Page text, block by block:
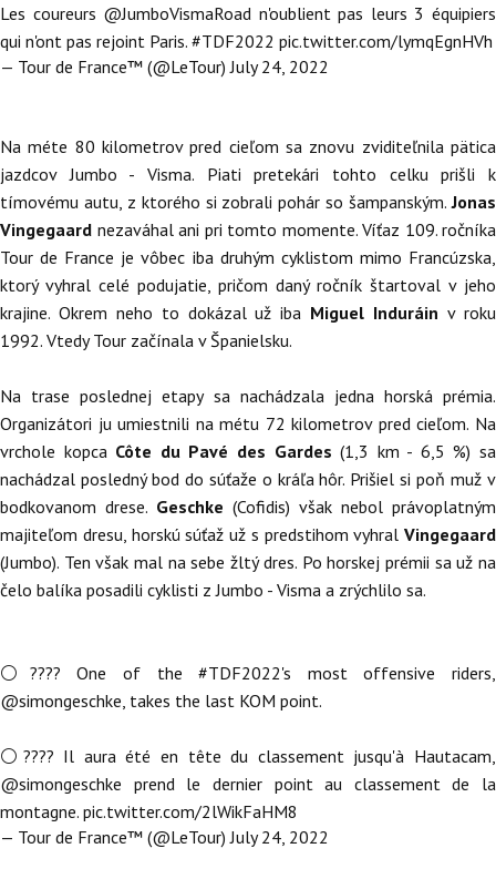
Les coureurs @JumboVismaRoad n'oublient pas leurs 3 équipiers
qui n'ont pas rejoint Paris. #TDF2022 pic.twitter.com/lymqEgnHVh
— Tour de France™ (@LeTour)July 24, 2022
Na méte 80 kilometrov pred cieľom sa znovu zviditeľnila pätica
jazdcov Jumbo - Visma. Piati pretekári tohto celku prišli k
tímovému autu, z ktorého si zobrali pohár so šampanským.Jonas
Vingegaard nezaváhal ani pri tomto momente. Víťaz 109. ročníka
Tour de France je vôbec iba druhým cyklistom mimo Francúzska,
ktorý vyhral celé podujatie, pričom daný ročník štartoval v jeho
krajine. Okrem neho to dokázal už iba Miguel Induráin v roku
1992. Vtedy Tour začínala v Španielsku.
Na trase poslednej etapy sa nachádzala jedna horská prémia.
Organizátori ju umiestnili na métu 72 kilometrov pred cieľom. Na
vrchole kopca Côte du Pavé des Gardes (1,3 km - 6,5 %) sa
nachádzal posledný bod do súťaže o kráľa hôr. Prišiel si poň muž v
bodkovanom drese. Geschke (Cofidis) však nebol právoplatným
majiteľom dresu, horskú súťaž už s predstihom vyhral Vingegaard
(Jumbo). Ten však mal na sebe žltý dres. Po horskej prémii sa už na
čelo balíka posadili cyklisti z Jumbo - Visma a zrýchlilo sa.
⚪???? One of the#TDF2022's most offensive riders,
@simongeschke , takes the last KOM point.
⚪???? Il aura été en tête du classement jusqu'à Hautacam,
@simongeschke prend le dernier point au classement de la
montagne. pic.twitter.com/2lWikFaHM8
— Tour de France™ (@LeTour)July 24, 2022